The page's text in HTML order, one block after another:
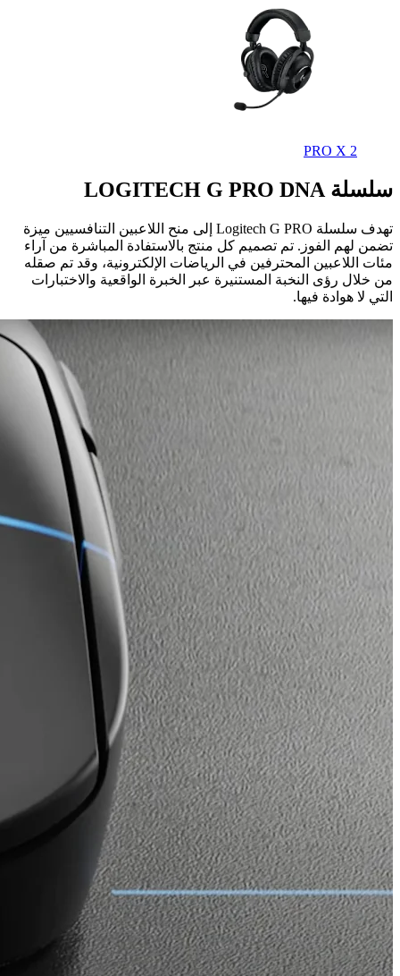
سلسلة LOGITECH G PRO DNA
تهدف سلسلة Logitech G PRO إلى منح اللاعبين التنافسيين ميزة
تضمن لهم الفوز. تم تصميم كل منتج بالاستفادة المباشرة من آراء
مئات اللاعبين المحترفين في الرياضات الإلكترونية، وقد تم صقله
من خلال رؤى النخبة المستنيرة عبر الخبرة الواقعية والاختبارات
التي لا هوادة فيها.